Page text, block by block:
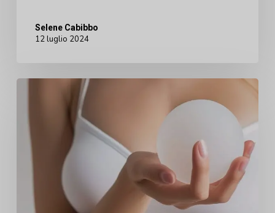
Selene Cabibbo
12 luglio 2024
della
mastoplastica
cambiando: